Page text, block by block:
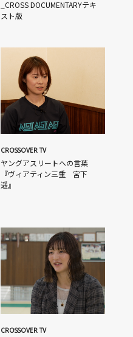
_CROSS DOCUMENTARYテキ
スト版
CROSSOVER TV
ヤングアスリートへの言葉
『ヴィアティン三重 宮下
遥』
CROSSOVER TV